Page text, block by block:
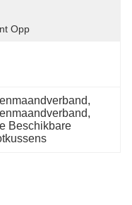
Opp
,
,
Beschikbare